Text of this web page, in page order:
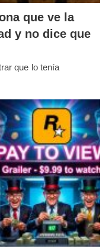
que ve la
y no dice que
que lo tenía